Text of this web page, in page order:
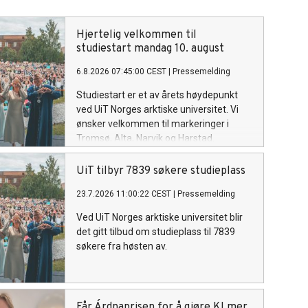
Hjertelig velkommen til
studiestart mandag 10. august
6.8.2026 07:45:00 CEST Pressemelding
Studiestart er et av årets høydepunkt
ved UiT Norges arktiske universitet. Vi
ønsker velkommen til markeringer i
Tromsø, Alta, Narvik og Harstad.
UiT tilbyr 7839 søkere studieplass
23.7.2026 11:00:22 CEST Pressemelding
Ved UiT Norges arktiske universitet blir
det gitt tilbud om studieplass til 7839
søkere fra høsten av.